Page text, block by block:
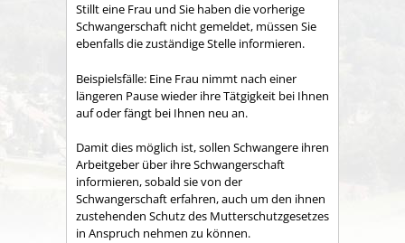
Stillt eine Frau und Sie haben die vorherige
Schwangerschaft nicht gemeldet, müssen Sie
ebenfalls die zuständige Stelle informieren.
Beispielsfälle: Eine Frau nimmt nach einer
längeren Pause wieder ihre Tätgigkeit bei Ihnen
auf oder fängt bei Ihnen neu an.
Damit dies möglich ist, sollen Schwangere ihren
Arbeitgeber über ihre Schwangerschaft
informieren, sobald sie von der
Schwangerschaft erfahren, auch um den ihnen
zustehenden Schutz des Mutterschutzgesetzes
in Anspruch nehmen zu können.